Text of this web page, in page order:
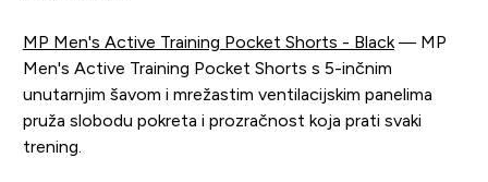
MP Men's Active Training Pocket Shorts - Black— MP
Men's Active Training Pocket Shorts s 5-inčnim
unutarnjim šavom i mrežastim ventilacijskim panelima
pruža slobodu pokreta i prozračnost koja prati svaki
trening.